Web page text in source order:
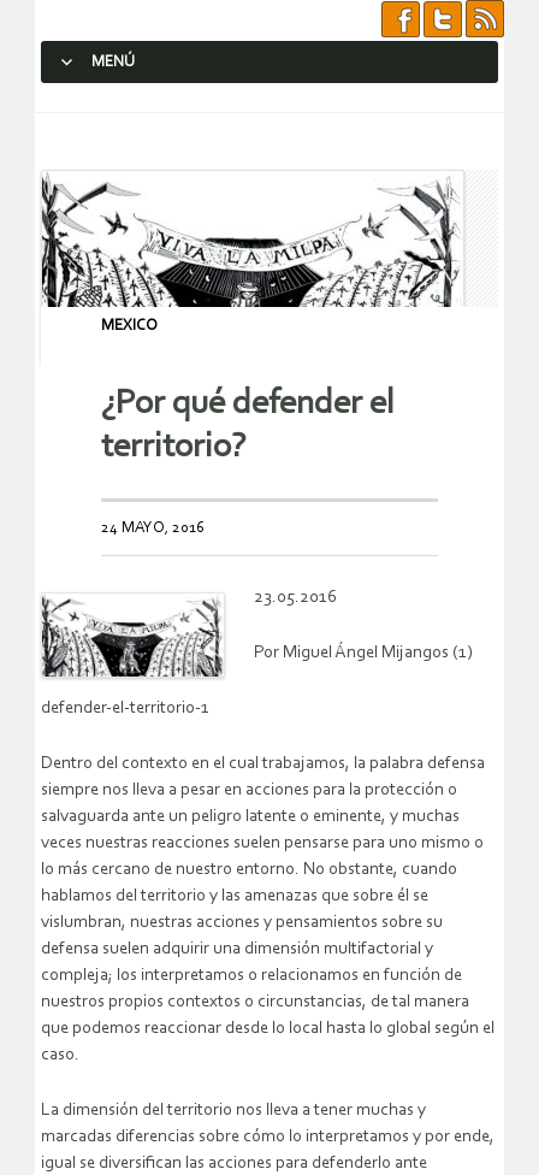
MENÚ
MEXICO
¿Por qué defender el
territorio?
24 MAYO, 2016
23.05.2016
Por Miguel Ángel Mijangos (1)
defender-el-territorio-1
Dentro del contexto en el cual trabajamos, la palabra defensa
siempre nos lleva a pesar en acciones para la protección o
salvaguarda ante un peligro latente o eminente, y muchas
veces nuestras reacciones suelen pensarse para uno mismo o
lo más cercano de nuestro entorno. No obstante, cuando
hablamos del territorio y las amenazas que sobre él se
vislumbran, nuestras acciones y pensamientos sobre su
defensa suelen adquirir una dimensión multifactorial y
compleja; los interpretamos o relacionamos en función de
nuestros propios contextos o circunstancias, de tal manera
que podemos reaccionar desde lo local hasta lo global según el
caso.
La dimensión del territorio nos lleva a tener muchas y
marcadas diferencias sobre cómo lo interpretamos y por ende,
igual se diversifican las acciones para defenderlo ante